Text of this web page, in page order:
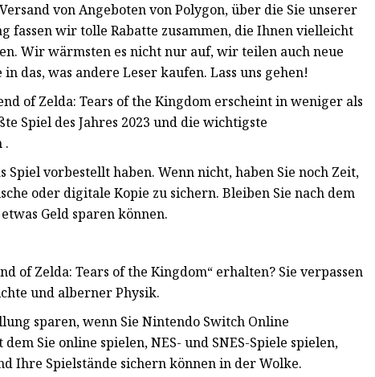
von Angeboten von Polygon, über die Sie unserer
fassen wir tolle Rabatte zusammen, die Ihnen vielleicht
Wir wärmsten es nicht nur auf, wir teilen auch neue
das, was andere Leser kaufen. Lass uns gehen!
of Zelda: Tears of the Kingdom erscheint in weniger als
Spiel des Jahres 2023 und die wichtigste
.
Spiel vorbestellt haben. Wenn nicht, haben Sie noch Zeit,
oder digitale Kopie zu sichern. Bleiben Sie nach dem
Geld sparen können.
of Zelda: Tears of the Kingdom“ erhalten? Sie verpassen
und alberner Physik.
sparen, wenn Sie Nintendo Switch Online
Sie online spielen, NES- und SNES-Spiele spielen,
Ihre Spielstände sichern können in der Wolke.